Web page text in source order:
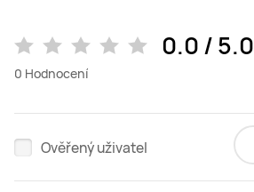
0.0 / 5.0
0 Hodnocení
Ověřený uživatel